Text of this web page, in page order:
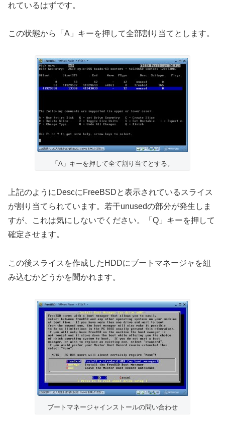
れているはずです。
この状態から「A」キーを押して全部割り当てとします。
「A」キーを押して全て割り当てとする。
上記のようにDescにFreeBSDと表示されているスライス
が割り当てられています。若干unusedの部分が発生しま
すが、これは気にしないでください。「Q」キーを押して
確定させます。
この後スライスを作成したHDDにブートマネージャを組
み込むかどうかを聞かれます。
ブートマネージャインストールの問い合わせ